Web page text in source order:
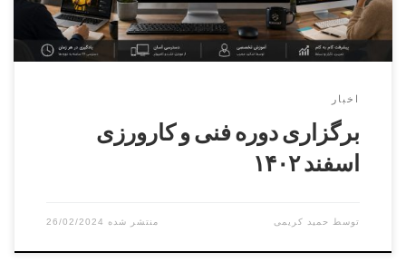
اخبار
برگزاری دوره فنی و کارورزی
اسفند ۱۴۰۲
توسط حمید کریمی 26/02/2024